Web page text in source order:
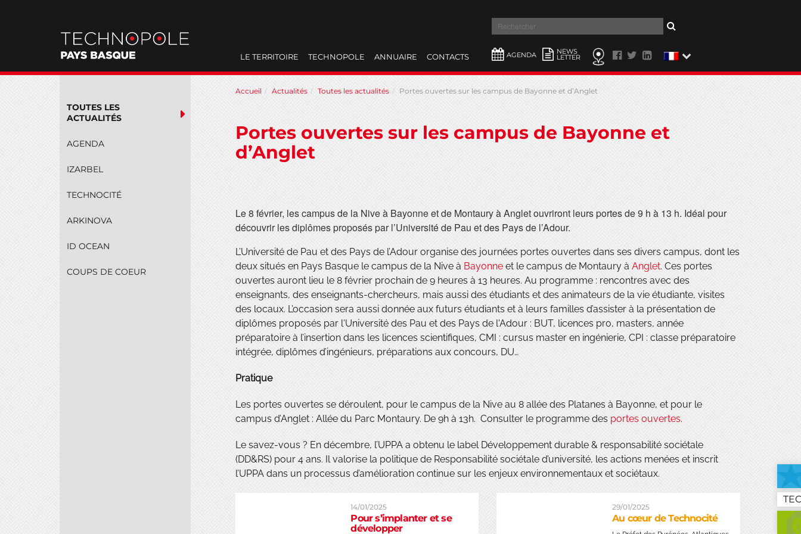
LE TERRITOIRE TECHNOPOLE ANNUAIRE CONTACTS AGENDA NEWS
LETTER
TOUTES LES
ACTUALITÉS
AGENDA
IZARBEL
TECHNOCITÉ
ARKINOVA
ID OCEAN
COUPS DE COEUR
Accueil Actualités Toutes les actualités Portes ouvertes sur les campus de Bayonne et d’Anglet
Portes ouvertes sur les campus de Bayonne et
d’Anglet
Le 8 février, les campus de la Nive à Bayonne et de Montaury à Anglet ouvriront leurs portes de 9 h à 13 h. Idéal pour
découvrir les diplômes proposés par l’Université de Pau et des Pays de l’Adour.
L’Université de Pau et des Pays de l’Adour organise des journées portes ouvertes dans ses divers campus, dont les
deux situés en Pays Basque le campus de la Nive à Bayonneet le campus de Montaury à Anglet. Ces portes
ouvertes auront lieu le 8 février prochain de 9 heures à 13 heures. Au programme : rencontres avec des
enseignants, des enseignants-chercheurs, mais aussi des étudiants et des animateurs de la vie étudiante, visites
des locaux. L’occasion sera aussi donnée aux futurs étudiants et à leurs familles d’assister à la présentation de
diplômes proposés par l'Université des Pau et des Pays de l'Adour : BUT, licences pro, masters, année
préparatoire à l’insertion dans les licences scientifiques, CMI : cursus master en ingénierie, CPI : classe préparatoire
intégrée, diplômes d’ingénieurs, préparations aux concours, DU…
Pratique
Les portes ouvertes se déroulent, pour le campus de la Nive au 8 allée des Platanes à Bayonne, et pour le
campus d’Anglet : Allée du Parc Montaury. De 9h à 13h. Consulter le programme des portes ouvertes.
Le savez-vous ? En décembre, l’UPPA a obtenu le label Développement durable & responsabilité sociétale
(DD&RS) pour 4 ans. Il valorise la politique de Responsabilité sociétale d’université, les actions menées et inscrit
l’UPPA dans un processus d’amélioration continue sur les enjeux environnementaux et sociétaux.
14/01/2025
Pour s’implanter et se
développer
29/01/2025
Au cœur de Technocité